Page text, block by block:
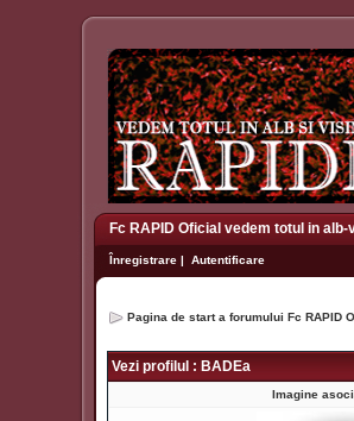
Fc RAPID Oficial vedem totul in
Înregistrare | Autentificare
Pagina de start a forumului Fc RAPID
Vezi profilul : BADEa
Imagine